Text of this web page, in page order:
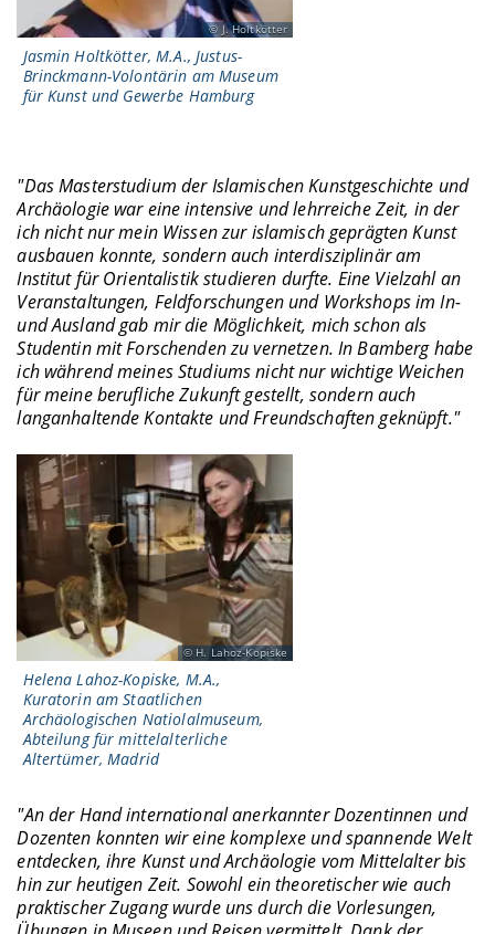
J. Holtkötter
Jasmin Holtkötter, M.A., Justus-
Brinckmann-Volontärin am Museum
für Kunst und Gewerbe Hamburg
"Das Masterstudium der Islamischen Kunstgeschichte und
Archäologie war eine intensive und lehrreiche Zeit, in der
ich nicht nur mein Wissen zur islamisch geprägten Kunst
ausbauen konnte, sondern auch interdisziplinär am
Institut für Orientalistik studieren durfte. Eine Vielzahl an
Veranstaltungen, Feldforschungen und Workshops im In-
und Ausland gab mir die Möglichkeit, mich schon als
Studentin mit Forschenden zu vernetzen. In Bamberg habe
ich während meines Studiums nicht nur wichtige Weichen
für meine berufliche Zukunft gestellt, sondern auch
langanhaltende Kontakte und Freundschaften geknüpft."
H. Lahoz-Kopiske
Helena Lahoz-Kopiske, M.A.,
Kuratorin am Staatlichen
Archäologischen Natiolalmuseum,
Abteilung für mittelalterliche
Altertümer, Madrid
"An der Hand international anerkannter Dozentinnen und
Dozenten konnten wir eine komplexe und spannende Welt
entdecken, ihre Kunst und Archäologie vom Mittelalter bis
hin zur heutigen Zeit. Sowohl ein theoretischer wie auch
praktischer Zugang wurde uns durch die Vorlesungen,